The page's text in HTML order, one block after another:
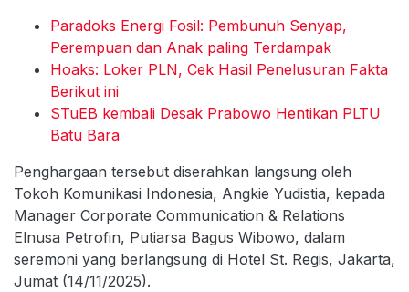
Paradoks Energi Fosil: Pembunuh Senyap,
Perempuan dan Anak paling Terdampak
Hoaks: Loker PLN, Cek Hasil Penelusuran Fakta
Berikut ini
STuEB kembali Desak Prabowo Hentikan PLTU
Batu Bara
Penghargaan tersebut diserahkan langsung oleh
Tokoh Komunikasi Indonesia, Angkie Yudistia, kepada
Manager Corporate Communication & Relations
Elnusa Petrofin, Putiarsa Bagus Wibowo, dalam
seremoni yang berlangsung di Hotel St. Regis, Jakarta,
Jumat (14/11/2025).